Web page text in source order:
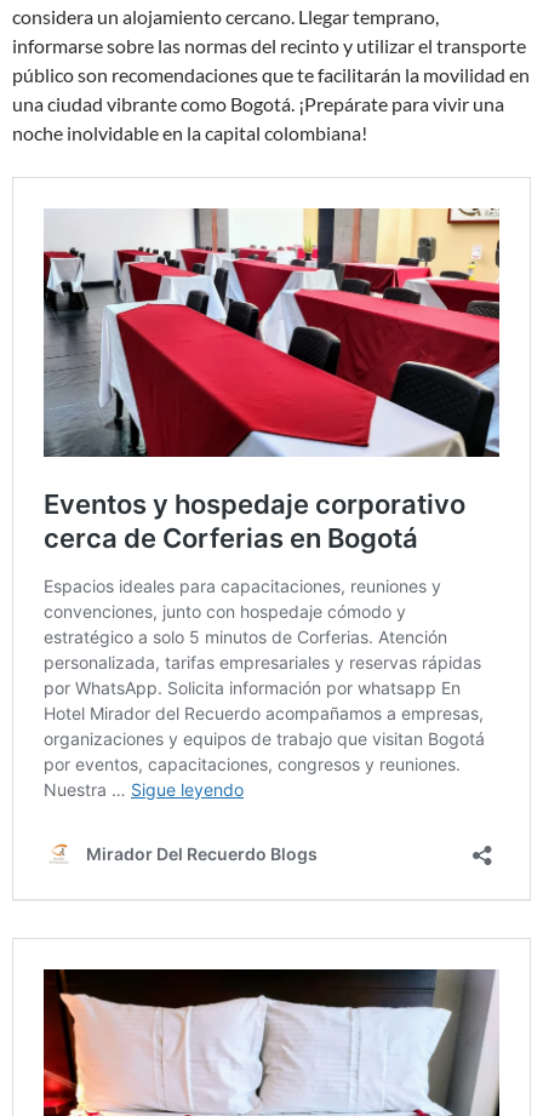
considera un alojamiento cercano. Llegar temprano,
informarse sobre las normas del recinto y utilizar el transporte
público son recomendaciones que te facilitarán la movilidad en
una ciudad vibrante como Bogotá. ¡Prepárate para vivir una
noche inolvidable en la capital colombiana!